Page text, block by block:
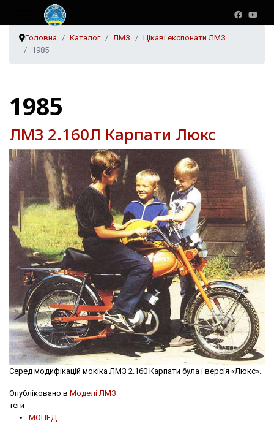
Головна Каталог ЛМЗ
Цікаві експонати ЛМЗ
1985
1985
ЛМЗ 2.160Л Карпати Люкс
Серед модифікацій мокіка ЛМЗ 2.160 Карпати була і версія «Люкс».
Опубліковано в Моделі ЛМЗ
теги
МОПЕД